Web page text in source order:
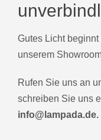
Gutes Licht
unserem
Rufen Sie uns an
schreiben Sie uns
info@lampada.de.